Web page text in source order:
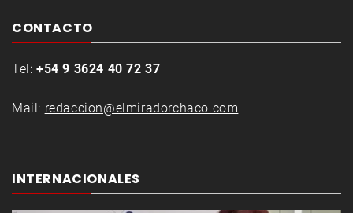
CONTACTO
Tel: +54 9 3624 40 72 37
Mail: redaccion@elmiradorchaco.com
INTERNACIONALES